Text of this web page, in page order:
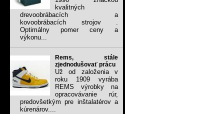
kvalitných
drevoobrábacích a
kovoobrábacích strojov .
Optimálny pomer ceny a
výkonu...
Rems, stále
zjednodušovať prácu
Už od založenia v
roku 1909 vyrába
REMS výrobky na
opracovávanie rúr,
predovšetkým pre inštalatérov a
kúrenárov....